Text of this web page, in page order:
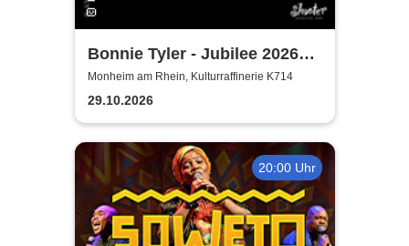
Bonnie Tyler - Jubilee 2026
Tournee
Monheim am Rhein, Kulturraffinerie K714
29.10.2026
20:00 Uhr